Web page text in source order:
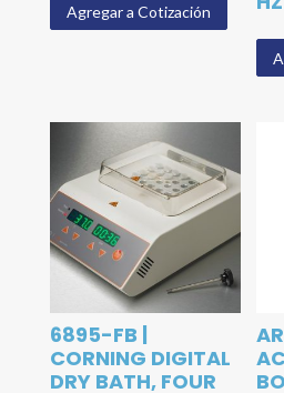
Agregar a Cotización
6895-FB |
CORNING DIGITAL
DRY BATH, FOUR